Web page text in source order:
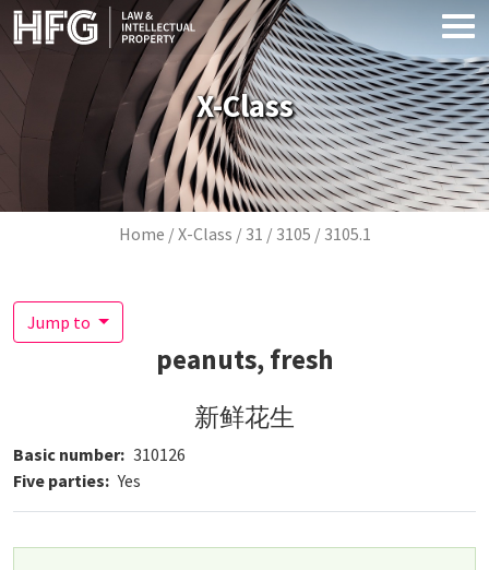
Skip to main content
X-Class
Breadcrumb
Home X-Class 31 3105 3105.1
Jump to
peanuts, fresh
新鲜花生
Basic number 310126
Five parties
Yes